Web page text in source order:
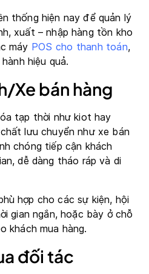
thống hiện nay để quản lý
xuất – nhập hàng tồn kho
máy POS cho thanh toán,
hiệu quả.
bán hàng
tạp thời như kiot hay
lưu chuyển như xe bán
chóng tiếp cận khách
dễ dàng tháo ráp và di
hợp cho các sự kiện, hội
gian ngắn, hoặc bày ở chỗ
khách mua hàng.
đối tác